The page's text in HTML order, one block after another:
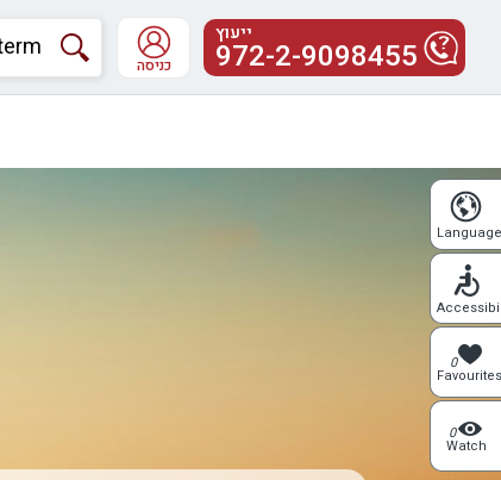
כניסה 972-2-9098455
ייעוץ
Language
0
Favourites
0
Watch